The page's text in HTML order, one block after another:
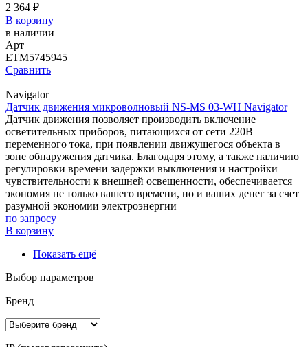
2 364 ₽
В корзину
в наличии
Арт
ETM5745945
Сравнить
Navigator
Датчик движения микроволновый NS-MS 03-WH Navigator
Датчик движения позволяет производить включение
осветительных приборов, питающихся от сети 220В
переменного тока, при появлении движущегося объекта в
зоне обнаружения датчика. Благодаря этому, а также наличию
регулировки времени задержки выключения и настройки
чувствительности к внешней освещенности, обеспечивается
экономия не только вашего времени, но и ваших денег за счет
разумной экономии электроэнергии
по запросу
В корзину
Показать ещё
Выбор параметров
Бренд